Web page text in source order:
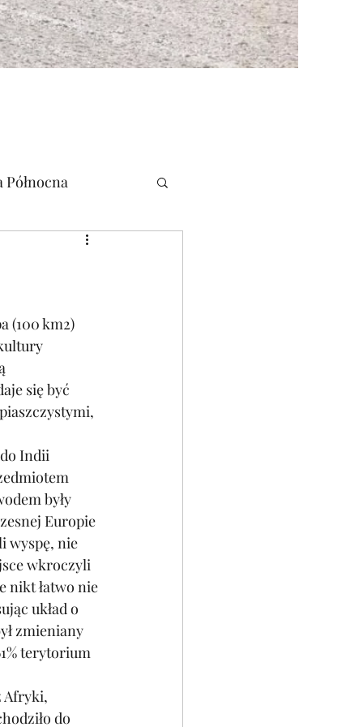
(100 km2)
się być
Indii
były
Europie
wyspę, nie
wkroczyli
nikt łatwo nie
układ o
zmieniany
terytorium
Afryki,
do